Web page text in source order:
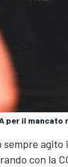
per il
sempre
con la